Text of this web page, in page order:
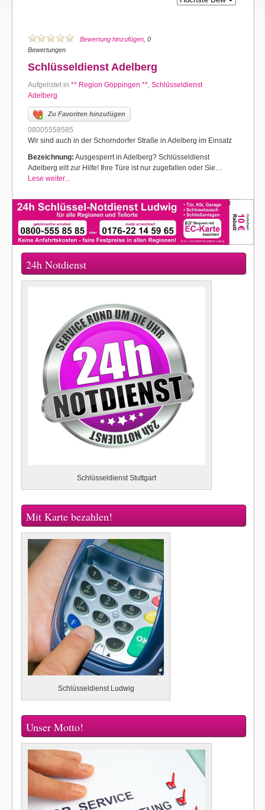
Bewertung hinzufügen , 0
Bewertungen
Schlüsseldienst Adelberg
Aufgelistet in ** Region Göppingen **, Schlüsseldienst
Adelberg
Zu Favoriten hinzufügen
08005558585
Wir sind auch in der Schorndorfer Straße in Adelberg im Einsatz
Bezeichnung: Ausgesperrt in Adelberg? Schlüsseldienst
Adelberg eilt zur Hilfe! Ihre Türe ist nur zugefallen oder Sie…
Lese weiter...
24h Notdienst
Schlüsseldienst Stuttgart
Mit Karte bezahlen!
Schlüsseldienst Ludwig
Unser Motto!